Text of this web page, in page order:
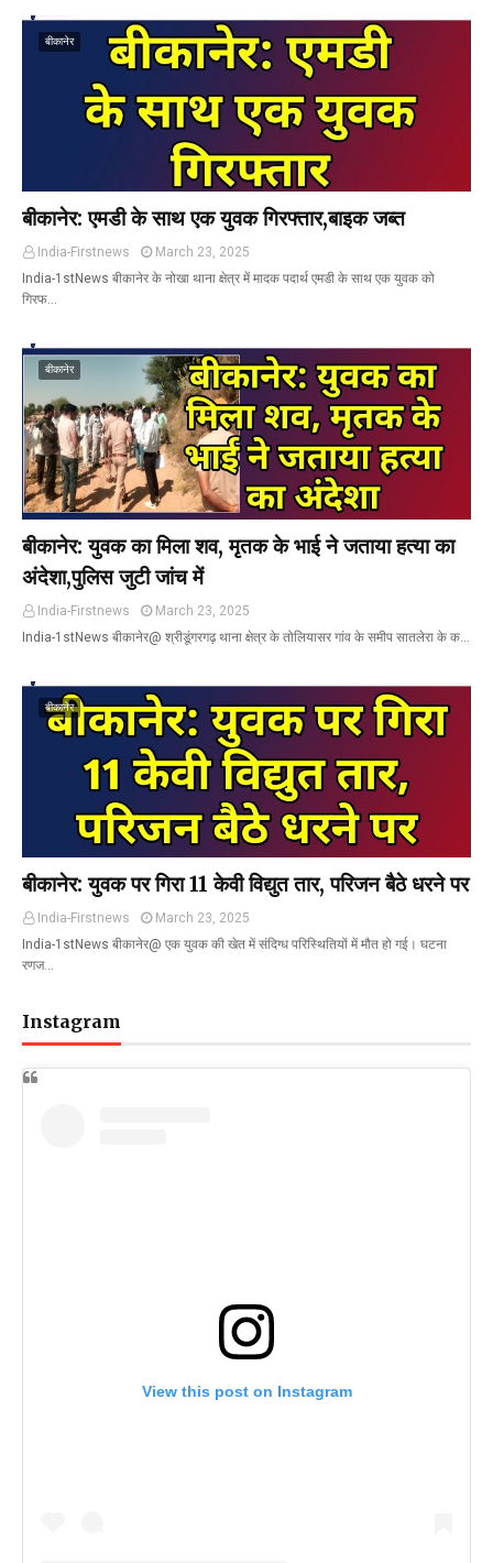
बीकानेर
बीकानेर: एमडी के साथ एक युवक गिरफ्तार,बाइक जब्त
India-Firstnews
March 23, 2025
India-1stNews बीकानेर के नोखा थाना क्षेत्र में मादक पदार्थ एमडी के साथ एक युवक को
गिरफ…
बीकानेर
बीकानेर: युवक का मिला शव, मृतक के भाई ने जताया हत्या का
अंदेशा,पुलिस जुटी जांच में
India-Firstnews
March 23, 2025
India-1stNews बीकानेर@ श्रीडूंगरगढ़ थाना क्षेत्र के तोलियासर गांव के समीप सातलेरा के क…
बीकानेर
बीकानेर: युवक पर गिरा 11 केवी विद्युत तार, परिजन बैठे धरने पर
India-Firstnews
March 23, 2025
India-1stNews बीकानेर@ एक युवक की खेत में संदिग्ध परिस्थितियों में मौत हो गई। घटना
रणज…
Instagram
View this post on Instagram